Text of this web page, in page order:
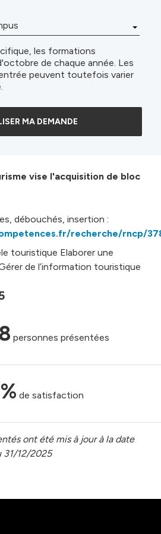
les formations
de chaque année. Les
peuvent toutefois varier
MA DEMANDE
vise l'acquisition de bloc
débouchés, insertion :
recherche/rncp/
touristique Elaborer une
de l’information touristique
personnes présentées
de satisfaction
ont été mis à jour à la date
31/12/2025